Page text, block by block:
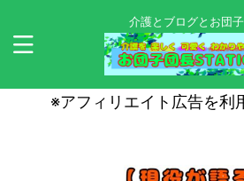
介護とブログとお団子
※アフィリエイト広告を利